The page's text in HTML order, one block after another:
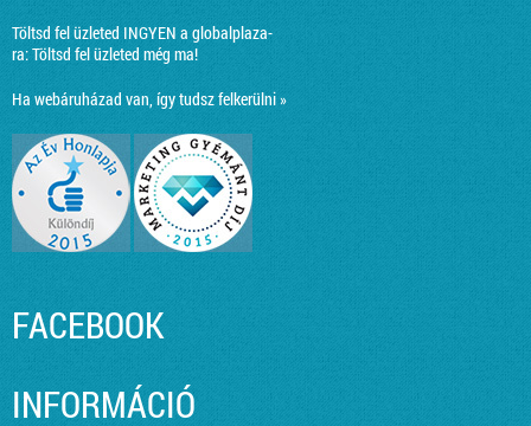
Töltsd fel üzleted INGYEN a globalplaza-
ra:Töltsd fel üzleted még ma!
Ha webáruházad van, így tudsz felkerülni »
FACEBOOK
INFORMÁCIÓ